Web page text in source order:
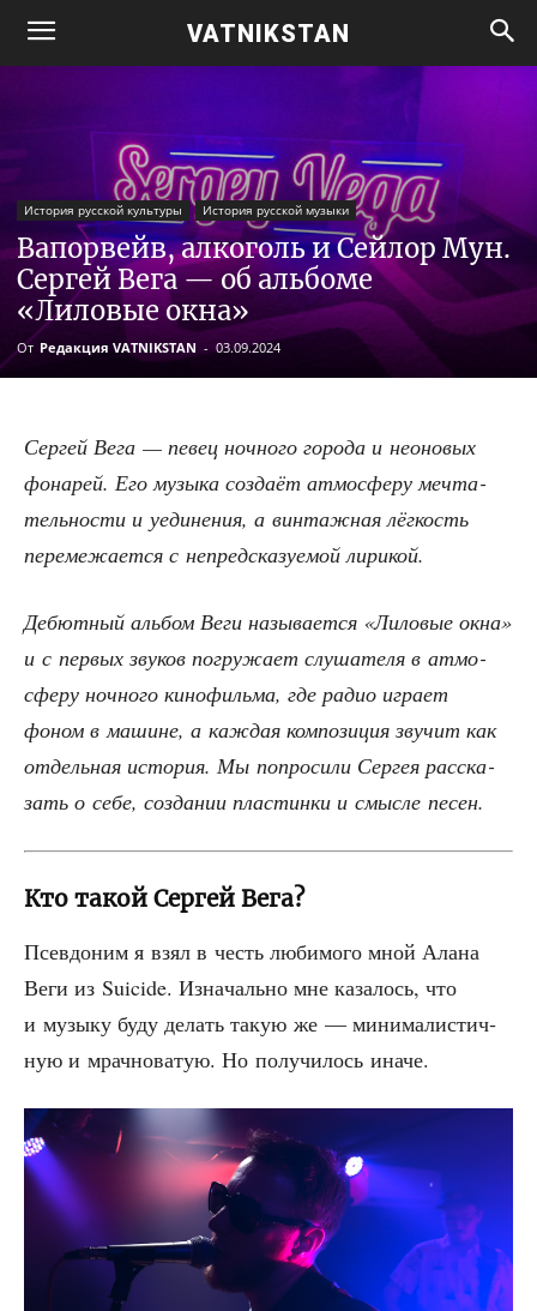
VATNIKSTAN
История русской культуры История русской музыки
Вапорвейв, алкоголь и Сейлор Мун.
Сергей Вега — об альбоме
«Лиловые окна»
От Редакция VATNIKSTAN - 03.09.2024
Сер­гей Вега — певец ноч­но­го горо­да и нео­но­вых
фона­рей. Его музы­ка созда­ёт атмо­сфе­ру меч­та­
тель­но­сти и уеди­не­ния, а вин­таж­ная лёг­кость
пере­ме­жа­ет­ся с непред­ска­зу­е­мой лирикой.
Дебют­ный аль­бом Веги назы­ва­ет­ся «Лило­вые окна»
и с пер­вых зву­ков погру­жа­ет слу­ша­те­ля в атмо­
сфе­ру ноч­но­го кино­филь­ма, где радио игра­ет
фоном в машине, а каж­дая ком­по­зи­ция зву­чит как
отдель­ная исто­рия. Мы попро­си­ли Сер­гея рас­ска­
зать о себе, созда­нии пла­стин­ки и смыс­ле песен.
Кто такой Сергей Вега?
Псев­до­ним я взял в честь люби­мо­го мной Ала­на
Веги из Suicide. Изна­чаль­но мне каза­лось, что
и музы­ку буду делать такую же — мини­ма­ли­стич­
ную и мрач­но­ва­тую. Но полу­чи­лось иначе.